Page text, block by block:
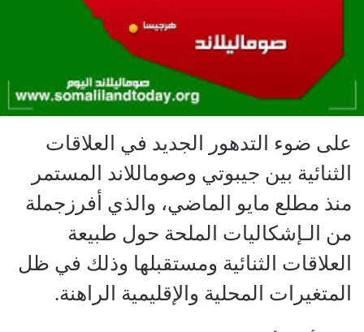
على ضوء التدهور الجديد في العلاقات
الثنائية بين جيبوتي وصوماللاند المستمر
منذ مطلع مايو الماضي، والذي أفرزجملة
من الـإشكاليات الملحة حول طبيعة
العلاقات الثنائية ومستقبلها وذلك في ظل
المتغيرات المحلية والإقليمية الراهنة.